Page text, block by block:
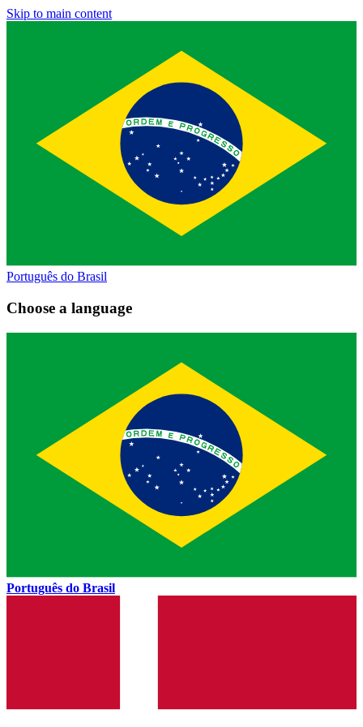
Skip to main content
Português do Brasil
Choose a language
Português do Brasil